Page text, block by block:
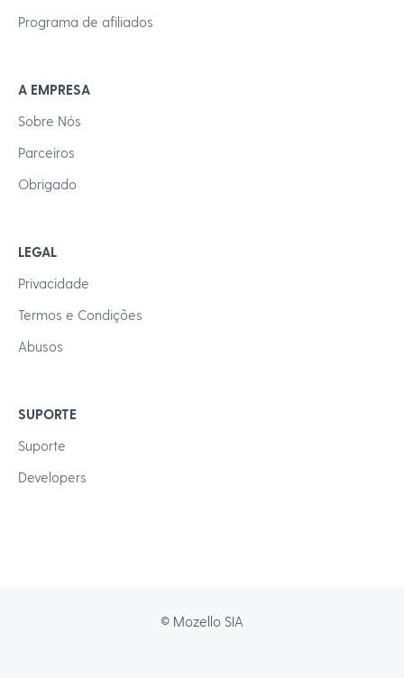
Programa de afiliados
A EMPRESA
Sobre Nós
Parceiros
Obrigado
LEGAL
Privacidade
Termos e Condições
Abusos
SUPORTE
Suporte
Developers
© Mozello SIA